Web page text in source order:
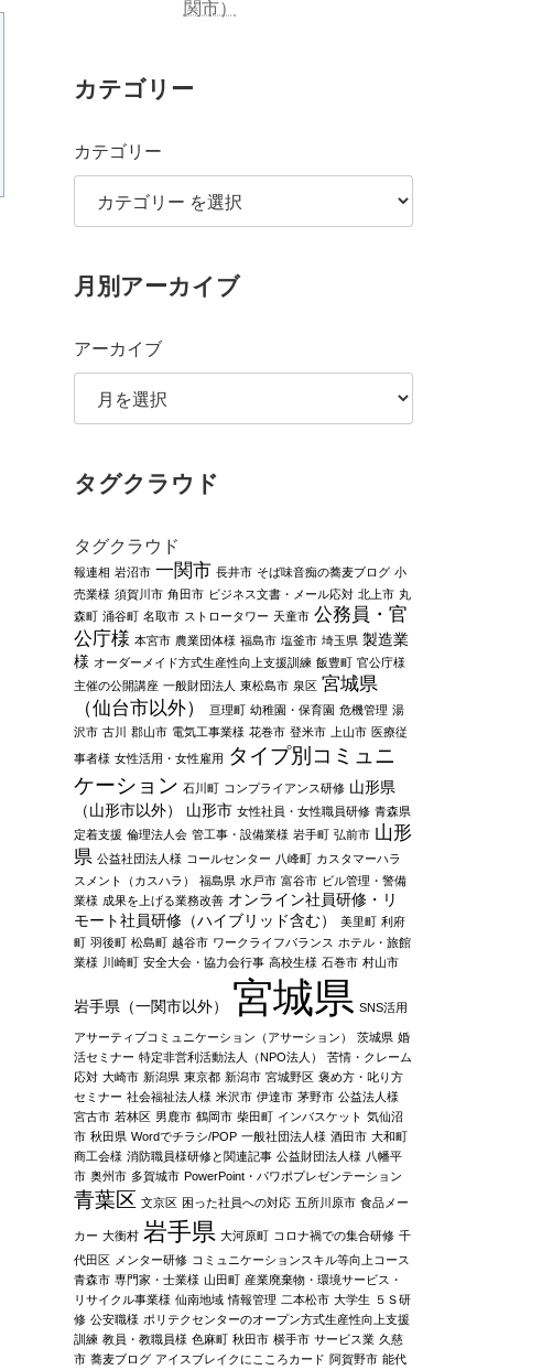
関市）
カテゴリー
カテゴリー
月別アーカイブ
アーカイブ
タグクラウド
タグクラウド
報連相 岩沼市 一関市 長井市 そば味音痴の蕎麦ブログ 小
売業様 須賀川市 角田市 ビジネス文書・メール応対 北上市 丸
森町 涌谷町 名取市 ストロータワー 天童市 公務員・官
公庁様 本宮市 農業団体様 福島市 塩釜市 埼玉県 製造業
様 オーダーメイド方式生産性向上支援訓練 飯豊町 官公庁様
主催の公開講座 一般財団法人 東松島市 泉区 宮城県
（仙台市以外）
亘理町 幼稚園・保育園 危機管理 湯
沢市 古川 郡山市 電気工事業様 花巻市 登米市 上山市 医療従
事者様 女性活用・女性雇用 タイプ別コミュニ
ケーション 石川町 コンプライアンス研修 山形県
（山形市以外）
山形市 女性社員・女性職員研修 青森県
定着支援 倫理法人会 管工事・設備業様 岩手町 弘前市 山形
県 公益社団法人様 コールセンター 八峰町 カスタマーハラ
スメント（カスハラ）
福島県 水戸市 富谷市 ビル管理・警備
業様 成果を上げる業務改善 オンライン社員研修・リ
モート社員研修（ハイブリッド含む）
美里町 利府
町 羽後町 松島町 越谷市 ワークライフバランス ホテル・旅館
業様 川崎町 安全大会・協力会行事 高校生様 石巻市 村山市
岩手県（一関市以外） 宮城県 SNS活用
アサーティブコミュニケーション（アサーション） 茨城県 婚
活セミナー 特定非営利活動法人（NPO法人）
苦情・クレーム
応対 大崎市 新潟県 東京都 新潟市 宮城野区 褒め方・叱り方
セミナー 社会福祉法人様 米沢市 伊達市 茅野市 公益法人様
宮古市 若林区 男鹿市 鶴岡市 柴田町 インバスケット 気仙沼
市 秋田県 Wordでチラシ/POP 一般社団法人様 酒田市 大和町
商工会様 消防職員様研修と関連記事 公益財団法人様 八幡平
市 奥州市 多賀城市 PowerPoint・パワポプレゼンテーション
青葉区 文京区 困った社員への対応 五所川原市 食品メー
カー 大衡村 岩手県 大河原町 コロナ禍での集合研修 千
代田区 メンター研修 コミュニケーションスキル等向上コース
青森市 専門家・士業様 山田町 産業廃棄物・環境サービス・
リサイクル事業様 仙南地域 情報管理 二本松市 大学生
５Ｓ研
修 公安職様 ポリテクセンターのオープン方式生産性向上支援
訓練 教員・教職員様 色麻町 秋田市 横手市 サービス業 久慈
市 蕎麦ブログ アイスブレイクにこころカード 阿賀野市 能代